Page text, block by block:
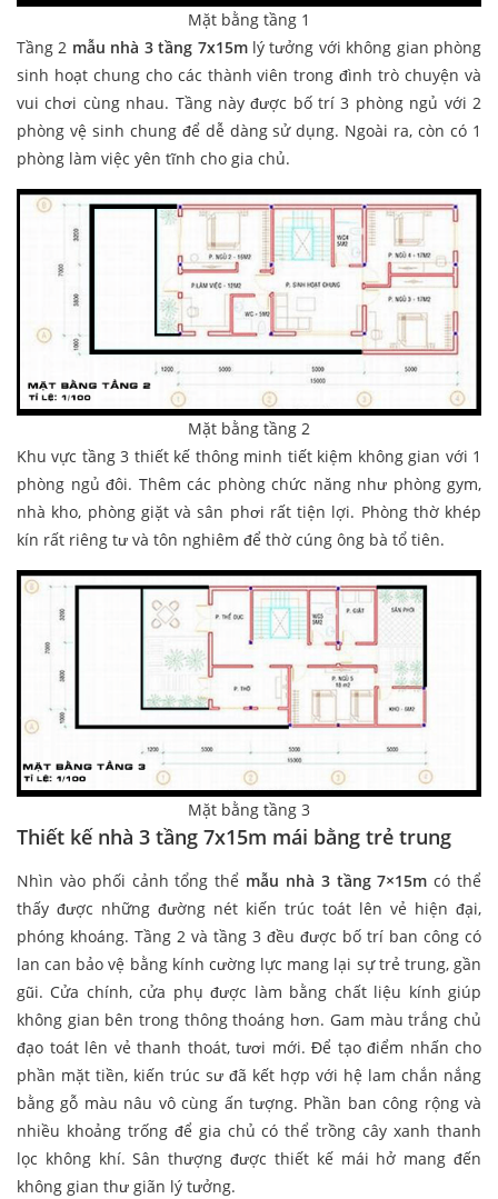
Mặt bằng tầng 1
Tầng 2 mẫu nhà 3 tầng 7x15mlý tưởng với không gian phòng
sinh hoạt chung cho các thành viên trong đình trò chuyện và
vui chơi cùng nhau. Tầng này được bố trí 3 phòng ngủ với 2
phòng vệ sinh chung để dễ dàng sử dụng. Ngoài ra, còn có 1
phòng làm việc yên tĩnh cho gia chủ.
Mặt bằng tầng 2
Khu vực tầng 3 thiết kế thông minh tiết kiệm không gian với 1
phòng ngủ đôi. Thêm các phòng chức năng như phòng gym,
nhà kho, phòng giặt và sân phơi rất tiện lợi. Phòng thờ khép
kín rất riêng tư và tôn nghiêm để thờ cúng ông bà tổ tiên.
Mặt bằng tầng 3
Thiết kế nhà 3 tầng 7x15m mái bằng trẻ trung
Nhìn vào phối cảnh tổng thể mẫu nhà 3 tầng 7×15m có thể
thấy được những đường nét kiến trúc toát lên vẻ hiện đại,
phóng khoáng. Tầng 2 và tầng 3 đều được bố trí ban công có
lan can bảo vệ bằng kính cường lực mang lại sự trẻ trung, gần
gũi. Cửa chính, cửa phụ được làm bằng chất liệu kính giúp
không gian bên trong thông thoáng hơn. Gam màu trắng chủ
đạo toát lên vẻ thanh thoát, tươi mới. Để tạo điểm nhấn cho
phần mặt tiền, kiến trúc sư đã kết hợp với hệ lam chắn nắng
bằng gỗ màu nâu vô cùng ấn tượng. Phần ban công rộng và
nhiều khoảng trống để gia chủ có thể trồng cây xanh thanh
lọc không khí. Sân thượng được thiết kế mái hở mang đến
không gian thư giãn lý tưởng.